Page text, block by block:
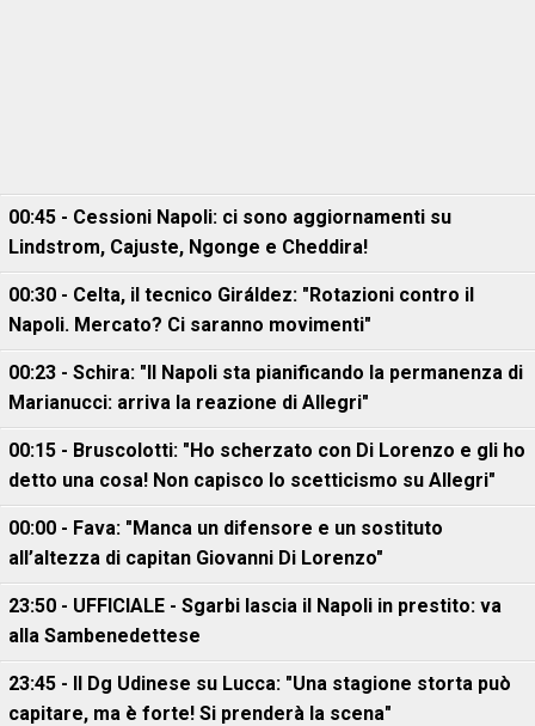
00:45 - Cessioni Napoli: ci sono aggiornamenti su
Lindstrom, Cajuste, Ngonge e Cheddira!
00:30 - Celta, il tecnico Giráldez: "Rotazioni contro il
Napoli. Mercato? Ci saranno movimenti"
00:23 - Schira: "Il Napoli sta pianificando la permanenza di
Marianucci: arriva la reazione di Allegri"
00:15 - Bruscolotti: "Ho scherzato con Di Lorenzo e gli ho
detto una cosa! Non capisco lo scetticismo su Allegri"
00:00 - Fava: "Manca un difensore e un sostituto
all’altezza di capitan Giovanni Di Lorenzo"
23:50 - UFFICIALE - Sgarbi lascia il Napoli in prestito: va
alla Sambenedettese
23:45 - Il Dg Udinese su Lucca: "Una stagione storta può
capitare, ma è forte! Si prenderà la scena"